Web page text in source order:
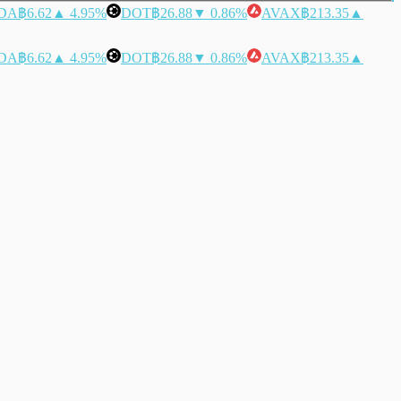
฿6.62 ▲ 4.95% DOT฿26.88▼ 0.86% AVAX฿213.35 ▲
฿6.62 ▲ 4.95% DOT฿26.88▼ 0.86% AVAX฿213.35 ▲